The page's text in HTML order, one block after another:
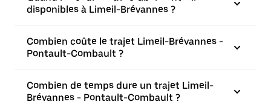
disponibles à Limeil-Brévannes ?
Combien coûte le trajet Limeil-Brévannes -
Pontault-Combault ?
Combien de temps dure un trajet Limeil-
Brévannes - Pontault-Combault ?